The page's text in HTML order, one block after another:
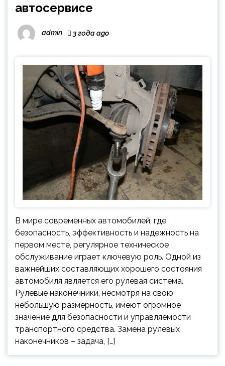
автосервисе
admin 3 года ago
В мире современных автомобилей, где
безопасность, эффективность и надежность на
первом месте, регулярное техническое
обслуживание играет ключевую роль. Одной из
важнейших составляющих хорошего состояния
автомобиля является его рулевая система.
Рулевые наконечники, несмотря на свою
небольшую размерность, имеют огромное
значение для безопасности и управляемости
транспортного средства. Замена рулевых
наконечников – задача, […]